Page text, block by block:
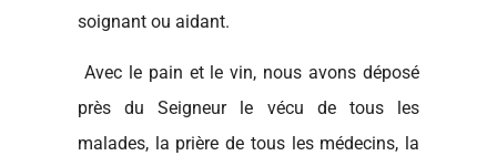
soignant ou aidant.
Avec le pain et le vin, nous avons déposé
près du Seigneur le vécu de tous les
malades, la prière de tous les médecins, la